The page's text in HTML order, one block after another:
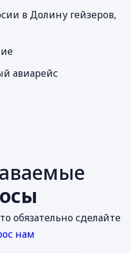
в Долину гейзеров,
авиарейс
обязательно сделайте
нам